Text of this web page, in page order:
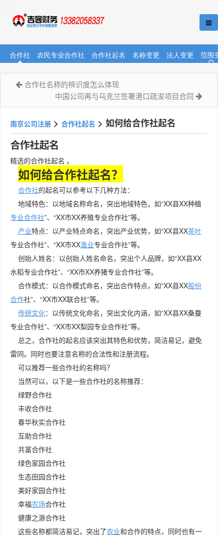
合作社 农民专业合作社 合作社起名 名称变更 法人变更 范围
合作社名称的辨识度怎么体现
中国公司再与乌克兰签署港口疏浚项目合同
南京公司注册 > 合作社起名 > 如何给合作社起名
合作社起名
精选的合作社起名 。
如何给合作社起名？
合作社的起名可以参考以下几种方法：
地域特色：以地域名称命名，突出地域特色，如“XX县XX种植
专业合作社”、“XX市XX养殖专业合作社”等。
产业特点：以产业特点命名，突出产业优势，如“XX县XX茶叶
专业合作社”、“XX市XX渔业专业合作社”等。
创始人姓名：以创始人姓名命名，突出个人品牌，如“XX县XX
水稻专业合作社”、“XX市XX养猪专业合作社”等。
合作模式：以合作模式命名，突出合作特点，如“XX县XX股份
合作社”、“XX市XX联合社”等。
传统文化：以传统文化命名，突出文化内涵，如“XX县XX桑蚕
专业合作社”、“XX市XX梨园专业合作社”等。
总之，合作社的起名应该突出其特色和优势，简洁易记，避免
雷同。同时也要注意名称的合法性和注册流程。
可以推荐一些合作社的名称吗？
当然可以，以下是一些合作社的名称推荐：
绿野合作社
丰收合作社
春华秋实合作社
互助合作社
共富合作社
绿色家园合作社
生态田园合作社
美好家园合作社
幸福农场合作社
健康之源合作社
这些名称都简洁易记，突出了农业和合作的特点，同时也有一